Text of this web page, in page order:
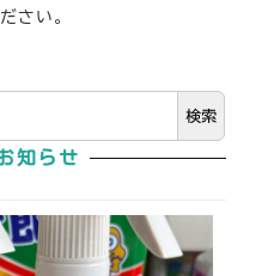
さい。
検索
知らせ